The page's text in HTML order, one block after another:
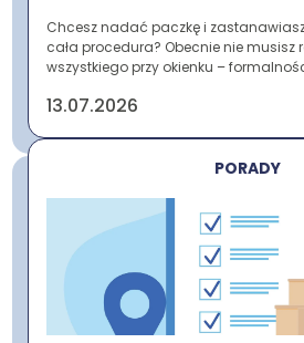
Chcesz nadać paczkę i
cała procedura? Obecnie nie musisz
wszystkiego przy okienku –
13.07.2026
PORADY